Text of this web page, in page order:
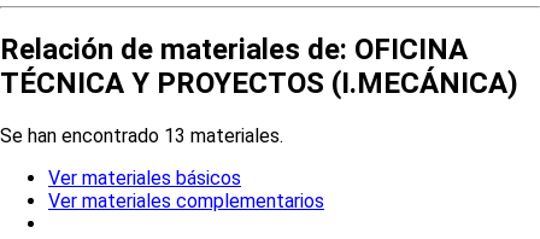
Relación de materiales de: OFICINA
TÉCNICA Y PROYECTOS (I.MECÁNICA)
Se han encontrado 13 materiales.
Ver materiales básicos
Ver materiales complementarios